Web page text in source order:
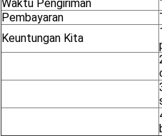
Waktu Pengiriman
Pembayaran
Keuntungan Kita